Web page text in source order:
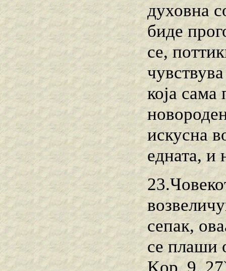
духовна
биде
се,
која сама
искусна
едната, и
сепак,
се плаши